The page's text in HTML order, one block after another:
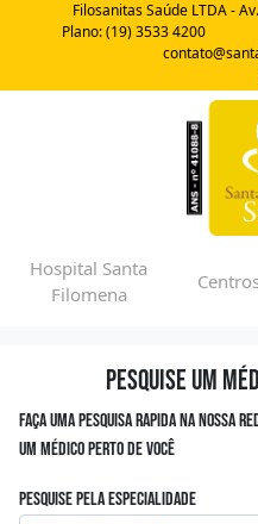
Filosanitas Saúde LTDA -
Plano: (19) 3533 4200
Hospital Santa
Filomena
Pesquise um
Faça uma pesquisa rapida na nossa
um médico perto de você
Pesquise pela especialidade